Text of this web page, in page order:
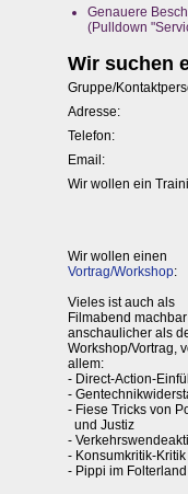
Genauere
(Pulldown